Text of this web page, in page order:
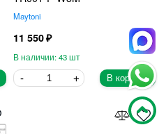
Maytoni
11 550
43
В корзину